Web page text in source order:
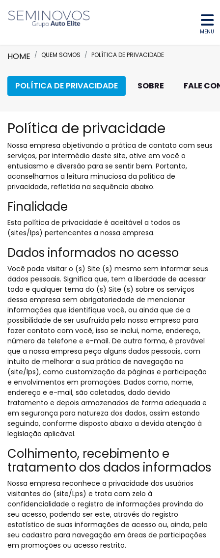
MENU
HOME QUEM SOMOS POLÍTICA DE PRIVACIDADE
SOBRE FALE
POLÍTICA DE PRIVACIDADE
Política de privacidade
Nossa empresa objetivando a prática de contato com seus
serviços, por intermédio deste site, ative em você o
entusiasmo e diversão para se sentir bem. Portanto,
aconselhamos a leitura minuciosa da política de
privacidade, refletida na sequência abaixo.
Finalidade
Esta política de privacidade é aceitável a todos os
(sites/lps) pertencentes a nossa empresa.
Dados informados no acesso
Você pode visitar o (s) Site (s) mesmo sem informar seus
dados pessoais. Significa que, tem a liberdade de acessar
todo e qualquer tema do (s) Site (s) sobre os serviços
dessa empresa sem obrigatoriedade de mencionar
informações que identifique você, ou ainda que de a
possibilidade de ser usufruída pela nossa empresa para
fazer contato com você, isso se inclui, nome, endereço,
número de telefone e e-mail. De outra forma, é provável
que a nossa empresa peça alguns dados pessoais, com
intuito de melhorar a sua prática de navegação no
(site/lps), como customização de páginas e participação
e envolvimentos em promoções. Dados como, nome,
endereço e e-mail, são coletados, dado devido
tratamento e depois armazenados de forma adequada e
em segurança para natureza dos dados, assim estando
seguindo, conforme disposto abaixo a devida atenção à
legislação aplicável.
Colhimento, recebimento e
tratamento dos dados informados
Nossa empresa reconhece a privacidade dos usuários
visitantes do (site/Lps) e trata com zelo à
confidencialidade o registro de informações provinda do
seu acesso, podendo ser este, através do registro
estatístico de suas informações de acesso ou, ainda, pelo
seu cadastro para navegação em áreas de participações
em promoções ou acesso restrito.